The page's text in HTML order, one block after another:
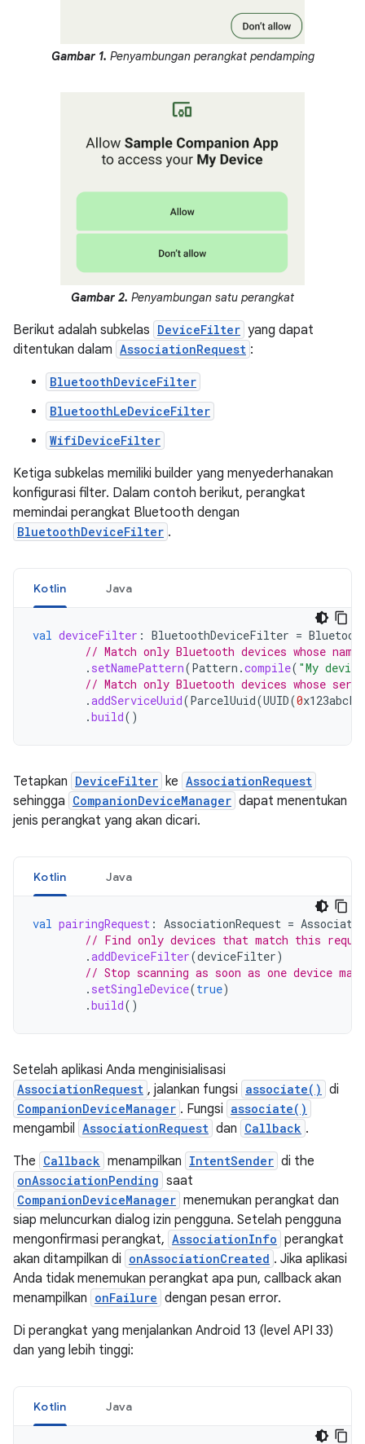
Gambar 1. Penyambungan perangkat pendamping
Gambar 2. Penyambungan satu perangkat
Berikut adalah subkelas DeviceFilter yang dapat
ditentukan dalam AssociationRequest :
BluetoothDeviceFilter
BluetoothLeDeviceFilter
WifiDeviceFilter
Ketiga subkelas memiliki builder yang menyederhanakan
konfigurasi filter. Dalam contoh berikut, perangkat
memindai perangkat Bluetooth dengan
BluetoothDeviceFilter .
Kotlin Java
val deviceFilter : BluetoothDeviceFilter =
// Match only Bluetooth devices whose
. setNamePattern(Pattern .compile( "My
// Match only Bluetooth devices whose
.addServiceUuid(ParcelUuid(UUID(0x123abcL
.build()
Tetapkan DeviceFilter ke AssociationRequest
sehingga CompanionDeviceManager dapat menentukan
jenis perangkat yang akan dicari.
Kotlin Java
val pairingRequest : AssociationRequest =
// Find only devices that match this
.addDeviceFilter(deviceFilter)
// Stop scanning as soon as one device
. setSingleDevice(true)
.build()
Setelah aplikasi Anda menginisialisasi
AssociationRequest , jalankan fungsi associate() di
CompanionDeviceManager . Fungsi associate()
mengambil AssociationRequest dan Callback .
The Callback menampilkan IntentSender di the
onAssociationPending saat
CompanionDeviceManager menemukan perangkat dan
siap meluncurkan dialog izin pengguna. Setelah pengguna
mengonfirmasi perangkat, AssociationInfo perangkat
akan ditampilkan di onAssociationCreated . Jika aplikasi
Anda tidak menemukan perangkat apa pun, callback akan
menampilkan onFailure dengan pesan error.
Di perangkat yang menjalankan Android 13 (level API 33)
dan yang lebih tinggi:
Kotlin Java